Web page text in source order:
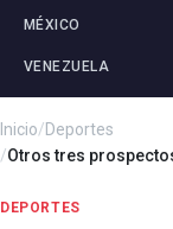
MÉXICO
VENEZUELA
Inicio/Deportes
/Otros tres
DEPORTES